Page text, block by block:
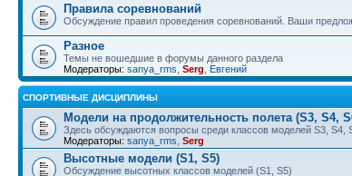
Правила соревнований
Обсуждение правил проведения соревнований. Ваши
Разное
Темы не вошедшие в форумы данного раздела
Модераторы: sanya_rms Serg Евгений
СПОРТИВНЫЕ ДИСЦИПЛИНЫ
Модели на продолжительность полета (S3, S4,
Здесь обсуждаются вопросы среди классов моделей S3, S4,
Модераторы: sanya_rms Serg
Высотные модели (S1, S5)
Обсуждение высотных классов моделей (S1, S5)